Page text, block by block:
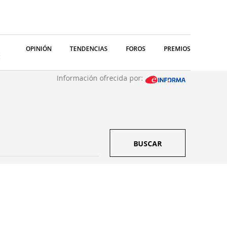
OPINIÓN TENDENCIAS FOROS PREMIOS
Información ofrecida por:
BUSCAR